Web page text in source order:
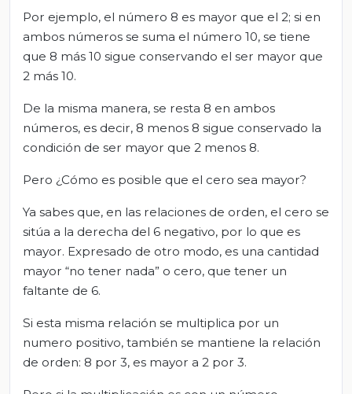
Por ejemplo, el número 8 es mayor que el 2; si en
ambos números se suma el número 10, se tiene
que 8 más 10 sigue conservando el ser mayor que
2 más 10.
De la misma manera, se resta 8 en ambos
números, es decir, 8 menos 8 sigue conservado la
condición de ser mayor que 2 menos 8.
Pero ¿Cómo es posible que el cero sea mayor?
Ya sabes que, en las relaciones de orden, el cero se
sitúa a la derecha del 6 negativo, por lo que es
mayor. Expresado de otro modo, es una cantidad
mayor “no tener nada” o cero, que tener un
faltante de 6.
Si esta misma relación se multiplica por un
numero positivo, también se mantiene la relación
de orden: 8 por 3, es mayor a 2 por 3.